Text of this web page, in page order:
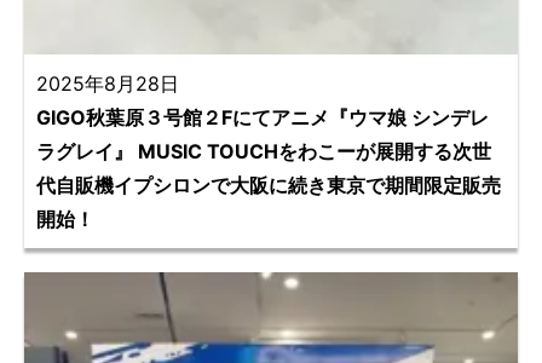
2025年8月28日
GIGO秋葉原３号館２Fにてアニメ『ウマ娘 シンデレ
ラグレイ』 MUSIC TOUCHをわこーが展開する次世
代自販機イプシロンで大阪に続き東京で期間限定販売
開始！